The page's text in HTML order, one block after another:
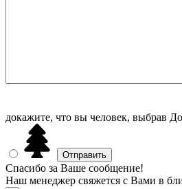
докажите, что вы человек, выбрав
Спасибо за Ваше сообщение!
Наш менеджер свяжется с Вами в